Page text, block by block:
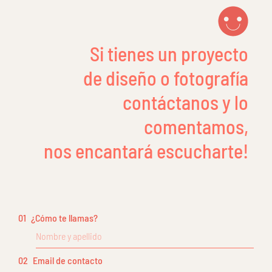
Si tienes un proyecto
de diseño o fotografía
contáctanos y lo
comentamos,
nos encantará escucharte!
01 ¿Cómo te llamas?
02 Email de contacto